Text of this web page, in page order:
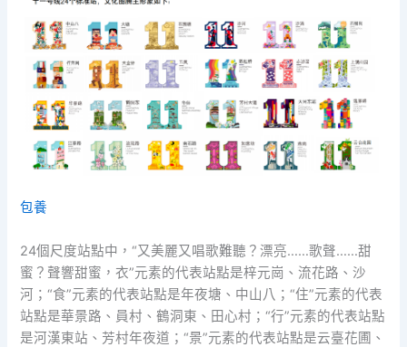
包養
24個尺度站點中，“又美麗又唱歌難聽？漂亮……歌聲……甜
蜜？聲響甜蜜，衣”元素的代表站點是梓元崗、流花路、沙
河；“食”元素的代表站點是年夜塘、中山八；“住”元素的代表
站點是華景路、員村、鶴洞東、田心村；“行”元素的代表站點
是河漢東站、芳村年夜道；“景”元素的代表站點是云臺花圃、